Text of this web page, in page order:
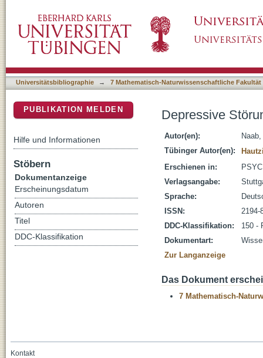
Universitätsbibliographie → 7 Mathematisch-Naturwissenschaftliche Fakultät
Depressive
Autor(en):
Tübinger Autor(en):
Erschienen in:
Verlagsangabe:
Sprache:
ISSN:
2194-
DDC-Klassifikation:
150 -
Dokumentart:
Zur Langanzeige
Das Dokument
7 Mathematisch-
PUBLIKATION MELDEN
Hilfe und Informationen
Stöbern
Dokumentanzeige
Erscheinungsdatum
Autoren
Titel
DDC-Klassifikation
Kontakt